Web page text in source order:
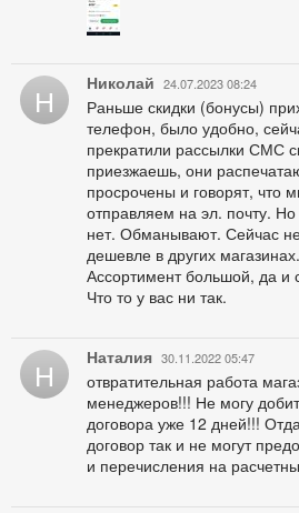
Н Николай 24.07.2023 08:24
Раньше скидки (бонусы)
телефон, было удобно,
прекратили рассылки СМС
приезжаешь, они
просрочены и говорят, что
отправляем на эл. почту.
нет. Обманывают. Сейчас
дешевле в других
Ассортимент большой, да и
Что то у вас ни так.
Н Наталия 30.11.2022 05:47
отвратительная работа
менеджеров!!! Не могу
договора уже 12 дней!!!
договор так и не могут
и перечисления на